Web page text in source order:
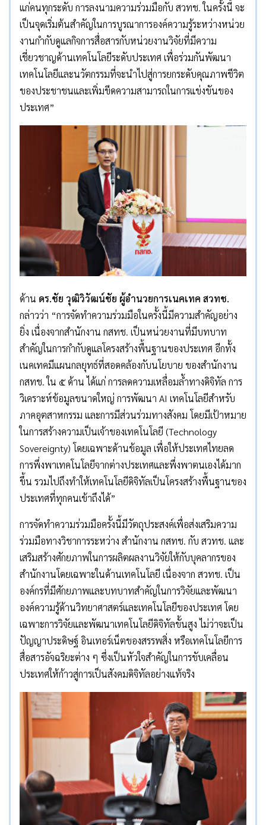
แก่คนทุกระดับ การลงนามความร่วมมือกับ สวทช. ในครั้งนี้ จะ
เป็นจุดเริ่มต้นสำคัญในการบูรณาการองค์ความรู้ระหว่างหน่วย
งานกำกับดูแลกิจการสื่อสารกับหน่วยงานวิจัยที่มีความ
เชี่ยวชาญด้านเทคโนโลยีระดับประเทศ เพื่อร่วมกันพัฒนา
เทคโนโลยีและนวัตกรรมที่จะนำไปสู่การยกระดับคุณภาพชีวิต
ของประชาชนและเพิ่มขีดความสามารถในการแข่งขันของ
ประเทศ”
ด้าน ดร.ชัย วุฒิวิวัฒน์ชัย ผู้อำนวยการเนคเทค สวทช.
กล่าวว่า “การจัดทำความร่วมมือในครั้งนี้มีความสำคัญอย่าง
ยิ่ง เนื่องจากสำนักงาน กสทช. เป็นหน่วยงานที่มีบทบาท
สำคัญในการกำกับดูแลโครงสร้างพื้นฐานของประเทศ อีกทั้ง
เนคเทคมีแผนกลยุทธ์ที่สอดคล้องกับนโยบาย ของสำนักงาน
กสทช. ใน ๕ ด้าน ได้แก่ การลดความเหลื่อมล้ำทางดิจิทัล การ
วิเคราะห์ข้อมูลขนาดใหญ่ การพัฒนา AI เทคโนโลยีสำหรับ
ภาคอุตสาหกรรม และการมีส่วนร่วมทางสังคม โดยมีเป้าหมาย
ในการสร้างความเป็นเจ้าของเทคโนโลยี (Technology
Sovereignty) โดยเฉพาะด้านข้อมูล เพื่อให้ประเทศไทยลด
การพึ่งพาเทคโนโลยีจากต่างประเทศและพึ่งพาตนเองได้มาก
ขึ้น รวมไปถึงทำให้เทคโนโลยีดิจิทัลเป็นโครงสร้างพื้นฐานของ
ประเทศที่ทุกคนเข้าถึงได้”
การจัดทำความร่วมมือครั้งนี้มีวัตถุประสงค์เพื่อส่งเสริมความ
ร่วมมือทางวิชาการระหว่าง สำนักงาน กสทช. กับ สวทช. และ
เสริมสร้างศักยภาพในการผลิตผลงานวิจัยให้กับบุคลากรของ
สำนักงานโดยเฉพาะในด้านเทคโนโลยี เนื่องจาก สวทช. เป็น
องค์กรที่มีศักยภาพและบทบาทสำคัญในการวิจัยและพัฒนา
องค์ความรู้ด้านวิทยาศาสตร์และเทคโนโลยีของประเทศ โดย
เฉพาะการวิจัยและพัฒนาเทคโนโลยีดิจิทัลขั้นสูง ไม่ว่าจะเป็น
ปัญญาประดิษฐ์ อินเทอร์เน็ตของสรรพสิ่ง หรือเทคโนโลยีการ
สื่อสารอัจฉริยะต่าง ๆ ซึ่งเป็นหัวใจสำคัญในการขับเคลื่อน
ประเทศให้ก้าวสู่การเป็นสังคมดิจิทัลอย่างแท้จริง